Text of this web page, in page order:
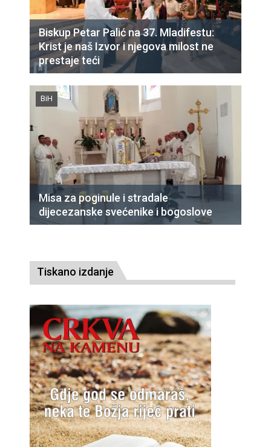
Biskup Petar Palić na 37. Mladifestu:
Krist je naš Izvor i njegova milost ne
prestaje teći
BiH
Misa za poginule i stradale
dijecezanske svećenike i bogoslove
Tiskano izdanje